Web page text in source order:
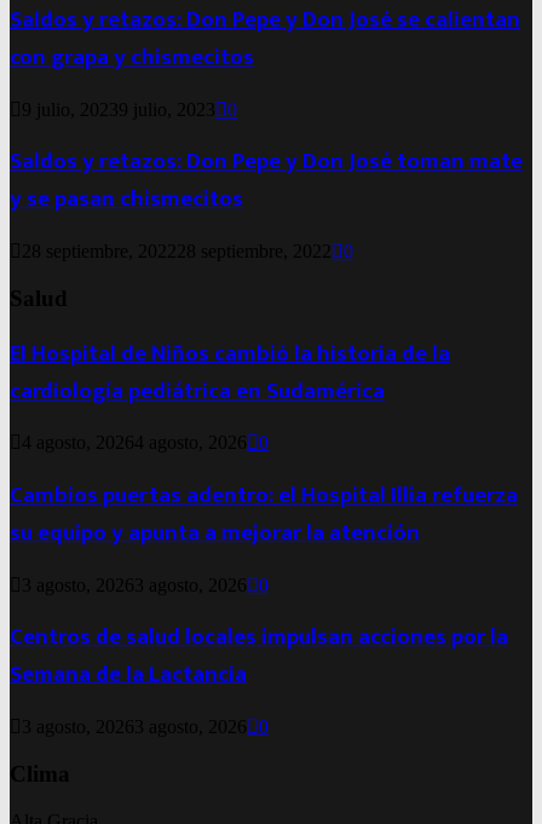
Saldos y retazos: Don Pepe y Don José se calientan
con grapa y chismecitos
9 julio, 20239 julio, 2023 0
Saldos y retazos: Don Pepe y Don José toman mate
y se pasan chismecitos
28 septiembre, 2022 28 septiembre, 2022 0
Salud
El Hospital de Niños cambió la historia de la
cardiología pediátrica en Sudamérica
4 agosto, 20264 agosto, 2026 0
Cambios puertas adentro: el Hospital Illia refuerza
su equipo y apunta a mejorar la atención
3 agosto, 2026 3 agosto, 2026 0
Centros de salud locales impulsan acciones por la
Semana de la Lactancia
3 agosto, 2026 3 agosto, 2026 0
Clima